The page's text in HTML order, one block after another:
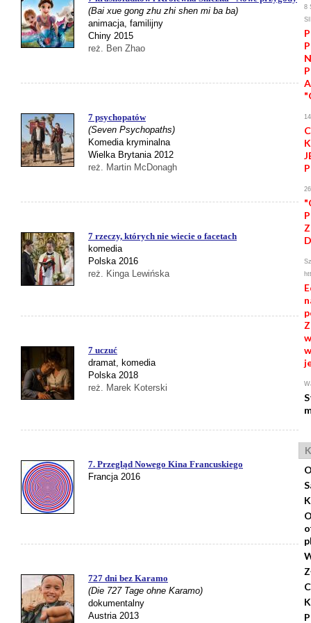
(Bai xue gong zhu zhi shen mi ba ba)
animacja, familijny
Chiny 2015
reż. Ben Zhao
7 psychopatów
(Seven Psychopaths)
Komedia kryminalna
Wielka Brytania 2012
reż. Martin McDonagh
7 rzeczy, których nie wiecie o facetach
komedia
Polska 2016
reż. Kinga Lewińska
7 uczuć
dramat, komedia
Polska 2018
reż. Marek Koterski
7. Przegląd Nowego Kina Francuskiego
Francja 2016
727 dni bez Karamo
(Die 727 Tage ohne Karamo)
dokumentalny
Austria 2013
8